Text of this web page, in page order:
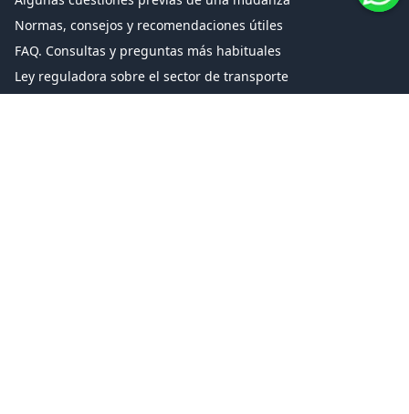
Normas, consejos y recomendaciones útiles
FAQ. Consultas y preguntas más habituales
Ley reguladora sobre el sector de transporte